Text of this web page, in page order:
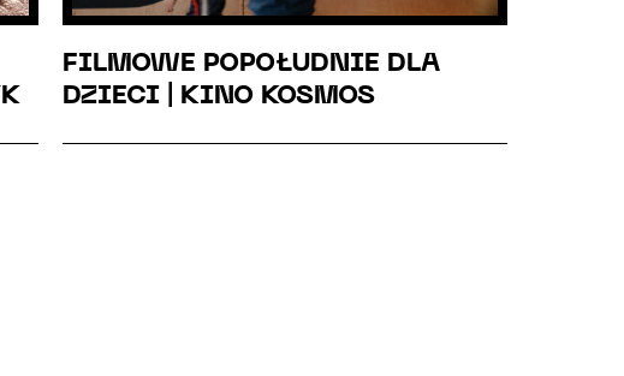
FILMOWE POPOŁUDNIE DLA
DZIECI | KINO KOSMOS